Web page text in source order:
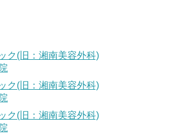
ク(旧：湘南美容外科)
ク(旧：湘南美容外科)
ク(旧：湘南美容外科)